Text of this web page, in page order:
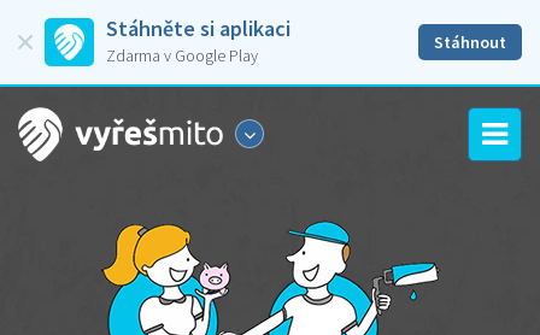
Stáhněte si aplikaci
Zdarma v Google Play
Stáhnout